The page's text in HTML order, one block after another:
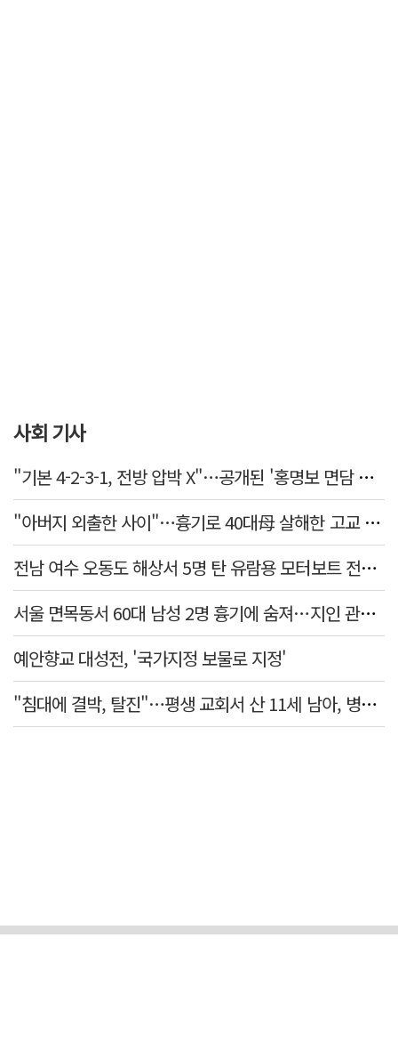
사회 기사
"기본 4-2-3-1, 전방 압박 X"…공개된 '홍명보 면담 수첩'
"아버지 외출한 사이"…흉기로 40대母 살해한 고교 자퇴생, 구속 기로에
전남 여수 오동도 해상서 5명 탄 유람용 모터보트 전복…2명 숨져
서울 면목동서 60대 남성 2명 흉기에 숨져…지인 관계로 추정
예안향교 대성전, '국가지정 보물로 지정'
"침대에 결박, 탈진"…평생 교회서 산 11세 남아, 병원 이송 끝 숨져